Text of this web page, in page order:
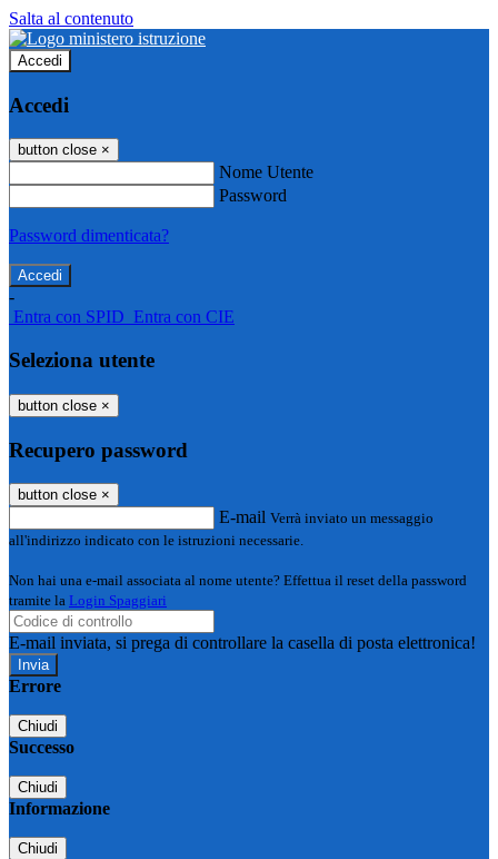
Salta al contenuto
Accedi
Accedi
button close ×
Nome Utente
Password
Password dimenticata?
-
Entra con SPID Entra con CIE
Seleziona utente
button close ×
Recupero password
button close ×
E-mail Verrà inviato un messaggio
all'indirizzo indicato con le istruzioni necessarie.
Non hai una e-mail associata al nome utente? Effettua il reset della password
tramite la Login Spaggiari
E-mail inviata, si prega di controllare la casella di posta elettronica!
Errore
Chiudi
Successo
Chiudi
Informazione
Chiudi